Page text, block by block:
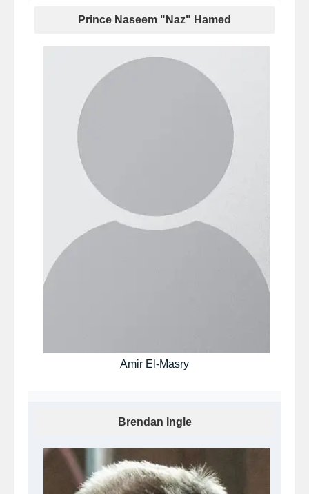
Prince Naseem "Naz" Hamed
Amir El-Masry
Brendan Ingle